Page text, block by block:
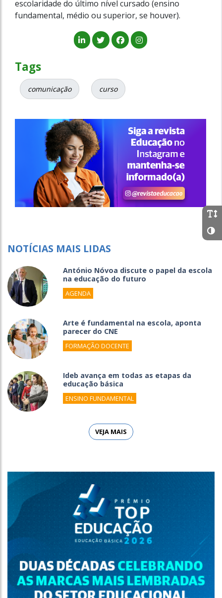
escolaridade do último nível cursado (ensino
fundamental, médio ou superior, se houver).
Tags
comunicação curso
NOTÍCIAS MAIS LIDAS
António Nóvoa discute o papel da escola
na educação do futuro
AGENDA
Arte é fundamental na escola, aponta
parecer do CNE
FORMAÇÃO DOCENTE
Ideb avança em todas as etapas da
educação básica
ENSINO FUNDAMENTAL
VEJA MAIS